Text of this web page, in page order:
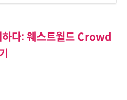
하다: 웨스트월드 Crowd